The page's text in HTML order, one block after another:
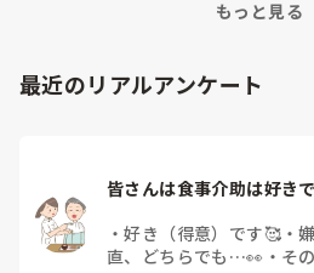
もっと見る
最近のリアルアンケート
皆さんは食事介助は好き
・好き（得意）です🥰・
直、どちらでも…👀 ・ そ